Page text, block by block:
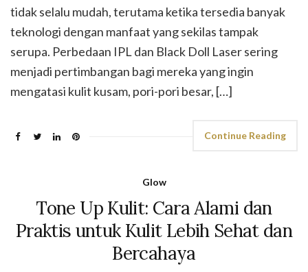
tidak selalu mudah, terutama ketika tersedia banyak
teknologi dengan manfaat yang sekilas tampak
serupa. Perbedaan IPL dan Black Doll Laser sering
menjadi pertimbangan bagi mereka yang ingin
mengatasi kulit kusam, pori-pori besar, […]
Continue Reading
Glow
Tone Up Kulit: Cara Alami dan
Praktis untuk Kulit Lebih Sehat dan
Bercahaya